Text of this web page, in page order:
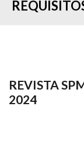
REVISTA
2024